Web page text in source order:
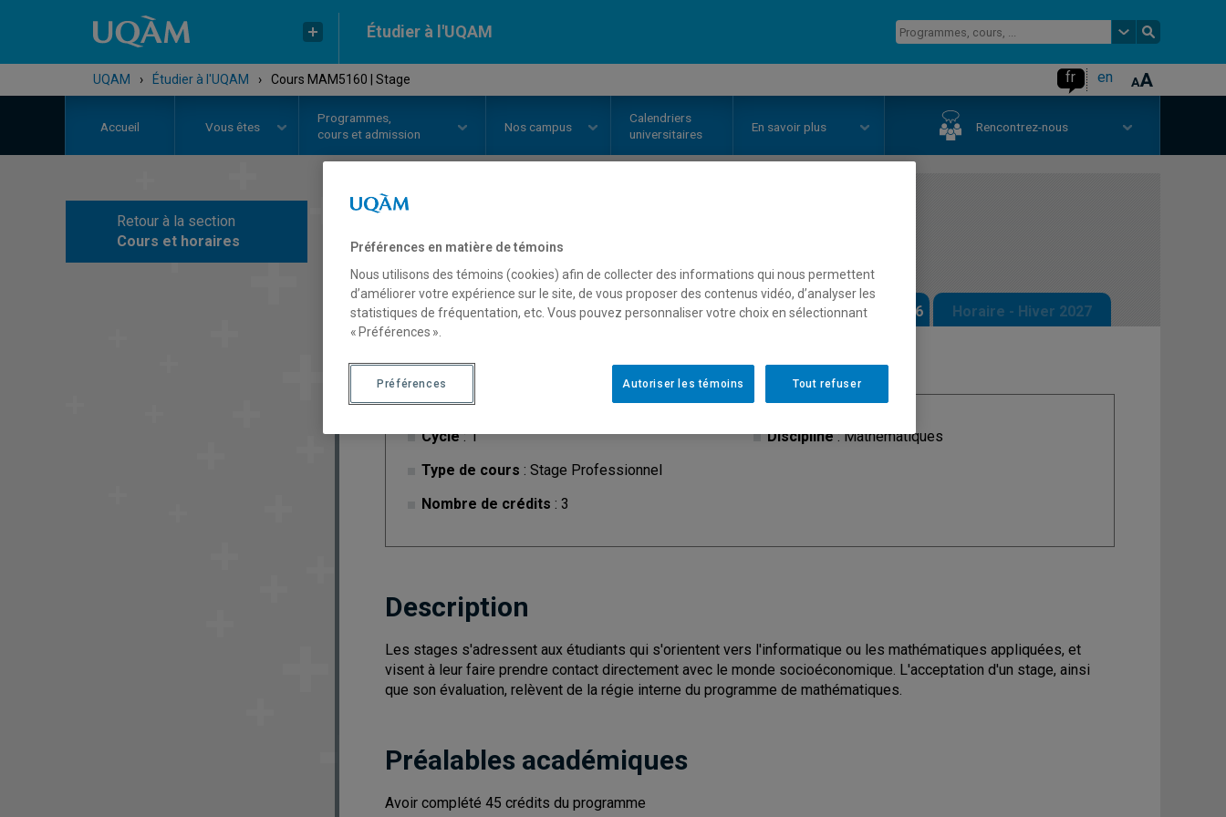
Étudier à l'UQAM
UQAM › Étudier à l'UQAM › Cours MAM5160 | Stage fr en
Accueil Vous êtes
Programmes,
cours et admission
Nos campus
Calendriers
universitaires
En savoir plus Rencontrez-nous
Retour à la section
Cours et horaires
COURS// MAM5160
Description Horaire - Été 2026 Horaire - Automne 2026 Horaire - Hiver 2027
Cycle: 1
Type de cours : Stage Professionnel
Nombre de crédits : 3
Discipline: Mathématiques
Description
Les stages s'adressent aux étudiants qui s'orientent vers l'informatique ou les mathématiques appliquées, et
visent à leur faire prendre contact directement avec le monde socioéconomique. L'acceptation d'un stage, ainsi
que son évaluation, relèvent de la régie interne du programme de mathématiques.
Préalables académiques
Avoir complété 45 crédits du programme
Préférences en matière de témoins
Nous utilisons des témoins (cookies) afin de collecter des informations qui nous permettent
d’améliorer votre expérience sur le site, de vous proposer des contenus vidéo, d’analyser les
statistiques de fréquentation, etc. Vous pouvez personnaliser votre choix en sélectionnant
« Préférences ».
Tout refuser
Autoriser les témoins
Préférences